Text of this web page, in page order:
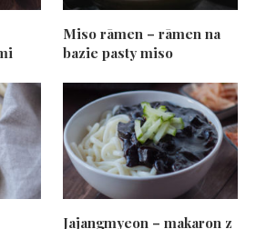
Miso rāmen – rāmen na
bazie pasty miso
Jajangmyeon – makaron z